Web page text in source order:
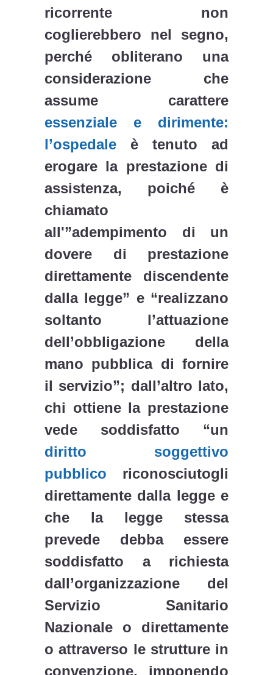
ricorrente non
coglierebbero nel segno,
perché obliterano una
considerazione che
assume carattere
essenziale e dirimente:
l’ospedale è tenuto ad
erogare la prestazione di
assistenza, poiché è
chiamato
all'”adempimento di un
dovere di prestazione
direttamente discendente
dalla legge” e “realizzano
soltanto l’attuazione
dell’obbligazione della
mano pubblica di fornire
il servizio”; dall’altro lato,
chi ottiene la prestazione
vede soddisfatto “un
diritto soggettivo
pubblico riconosciutogli
direttamente dalla legge e
che la legge stessa
prevede debba essere
soddisfatto a richiesta
dall’organizzazione del
Servizio Sanitario
Nazionale o direttamente
o attraverso le strutture in
convenzione, imponendo